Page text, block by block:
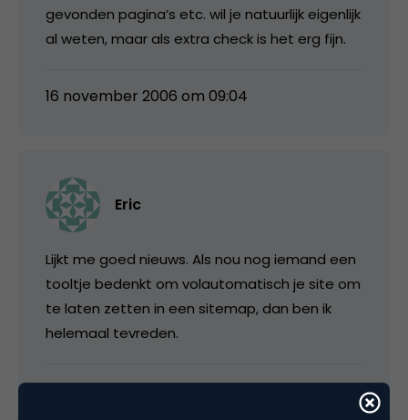
gevonden pagina’s etc. wil je natuurlijk eigenlijk
al weten, maar als extra check is het erg fijn.
16 november 2006 om 09:04
Eric
Lijkt me goed nieuws. Als nou nog iemand een
tooltje bedenkt om volautomatisch je site om
te laten zetten in een sitemap, dan ben ik
helemaal tevreden.